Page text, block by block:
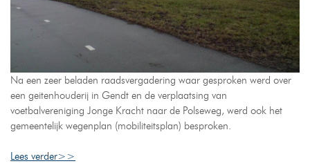
Na een zeer beladen raadsvergadering waar gesproken werd over
een geitenhouderij in Gendt en de verplaatsing van
voetbalvereniging Jonge Kracht naar de Polseweg, werd ook het
gemeentelijk wegenplan (mobiliteitsplan) besproken.
Lees verder>>